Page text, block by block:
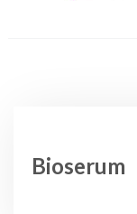
Bioserum